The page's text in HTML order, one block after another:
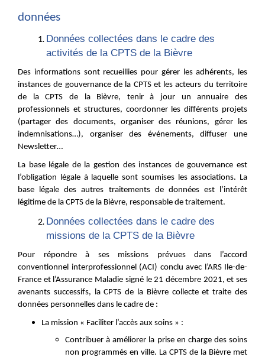
données
Données collectées dans le cadre des
activités de la CPTS de la Bièvre
Des informations sont recueillies pour gérer les adhérents, les
instances de gouvernance de la CPTS et les acteurs du territoire
de la CPTS de la Bièvre, tenir à jour un annuaire des
professionnels et structures, coordonner les différents projets
(partager des documents, organiser des réunions, gérer les
indemnisations…), organiser des événements, diffuser une
Newsletter…
La base légale de la gestion des instances de gouvernance est
l’obligation légale à laquelle sont soumises les associations. La
base légale des autres traitements de données est l’intérêt
légitime de la CPTS de la Bièvre, responsable de traitement.
Données collectées dans le cadre des
missions de la CPTS de la Bièvre
Pour répondre à ses missions prévues dans l’accord
conventionnel interprofessionnel (ACI) conclu avec l’ARS Ile-de-
France et l’Assurance Maladie signé le 21 décembre 2021, et ses
avenants successifs, la CPTS de la Bièvre collecte et traite des
données personnelles dans le cadre de :
La mission « Faciliter l’accès aux soins » :
Contribuer à améliorer la prise en charge des soins
non programmés en ville. La CPTS de la Bièvre met